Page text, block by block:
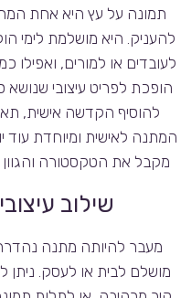
תמונה על עץ היא אחת
להעניק. היא מושלמת לימי
לעובדים או למורים,
הופכת לפריט עיצובי שנושא
להוסיף הקדשה אישית,
המתנה לאישית ומיוחדת עוד
מקבל את הטקסטורה והגוון
שילוב
מעבר להיותה מתנה
מושלם לבית או לעסק. ניתן